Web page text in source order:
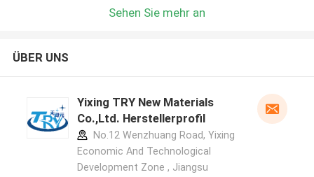
Sehen Sie mehr an
ÜBER UNS
Yixing TRY New Materials
Co.,Ltd. Herstellerprofil
No.12 Wenzhuang Road, Yixing
Economic And Technological
Development Zone , Jiangsu